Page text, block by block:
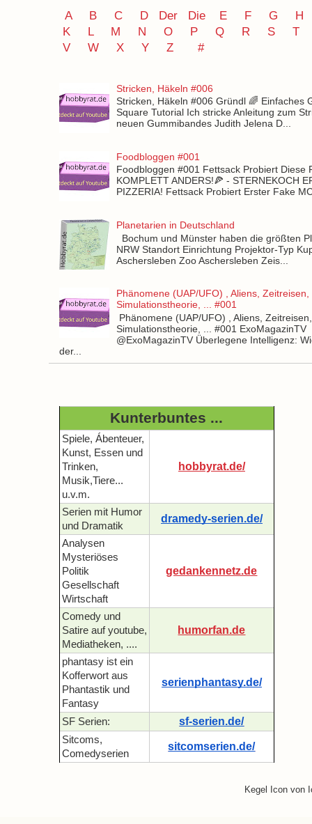
A B C D Der Die E F G
H
K
L M N O P Q R S
T
V
W X Y Z #
Stricken, Häkeln #006
Stricken, Häkeln #006 Gründl 🌈 Einfaches
Square Tutorial Ich stricke Anleitung zum
neuen Gummibandes Judith Jelena D...
Foodbloggen #001
Foodbloggen #001 Fettsack Probiert Diese
KOMPLETT ANDERS!🍕 - STERNEKOCH
PIZZERIA! Fettsack Probiert Erster Fake
Planetarien in Deutschland
Bochum und Münster haben die größten
NRW Standort Einrichtung Projektor-Typ
Aschersleben Zoo Aschersleben Zeis...
Phänomene (UAP/UFO) , Aliens, Zeitreisen,
Simulationstheorie, ... #001
Phänomene (UAP/UFO) , Aliens, Zeitreisen,
Simulationstheorie, ... #001 ExoMagazinTV
@ExoMagazinTV Überlegene Intelligenz:
der...
Kunterbuntes ...
Spiele, Ábenteuer,
Kunst, Essen und
Trinken,
Musik,Tiere...
u.v.m.
hobbyrat.de/
Serien mit Humor
und Dramatik
dramedy-serien.de/
Analysen
Mysteriöses
Politik
Gesellschaft
Wirtschaft
gedankennetz.de
Comedy und
Satire auf youtube,
Mediatheken, ....
humorfan.de
phantasy ist ein
Kofferwort aus
Phantastik und
Fantasy
serienphantasy.de/
SF Serien: sf-serien.de/
Sitcoms,
Comedyserien
sitcomserien.de/
Kegel Icon von